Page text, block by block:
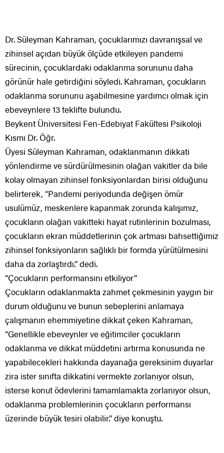
Dr. Süleyman Kahraman, çocuklarımızı davranışsal ve
zihinsel açıdan büyük ölçüde etkileyen pandemi
sürecinin, çocuklardaki odaklanma sorununu daha
görünür hale getirdiğini söyledi. Kahraman, çocukların
odaklanma sorununu aşabilmesine yardımcı olmak için
ebeveynlere 13 teklifte bulundu.
Beykent Üniversitesi Fen-Edebiyat Fakültesi Psikoloji
Kısmı Dr. Öğr.
Üyesi Süleyman Kahraman, odaklanmanın dikkati
yönlendirme ve sürdürülmesinin olağan vakitler da bile
kolay olmayan zihinsel fonksiyonlardan birisi olduğunu
belirterek, “Pandemi periyodunda değişen ömür
usulümüz, meskenlere kapanmak zorunda kalışımız,
çocukların olağan vakitteki hayat rutinlerinin bozulması,
çocukların ekran müddetlerinin çok artması bahsettiğimiz
zihinsel fonksiyonların sağlıklı bir formda yürütülmesini
daha da zorlaştırdı.” dedi.
‘‘Çocukların performansını etkiliyor’’
Çocukların odaklanmakta zahmet çekmesinin yaygın bir
durum olduğunu ve bunun sebeplerini anlamaya
çalışmanın ehemmiyetine dikkat çeken Kahraman,
“Genellikle ebeveynler ve eğitimciler çocukların
odaklanma ve dikkat müddetini artırma konusunda ne
yapabilecekleri hakkında dayanağa gereksinim duyarlar
zira ister sınıfta dikkatini vermekte zorlanıyor olsun,
isterse konut ödevlerini tamamlamakta zorlanıyor olsun,
odaklanma problemlerinin çocukların performansı
üzerinde büyük tesiri olabilir.” diye konuştu.